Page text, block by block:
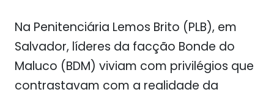
Na Penitenciária Lemos Brito (PLB), em
Salvador, líderes da facção Bonde do
Maluco (BDM) viviam com privilégios que
contrastavam com a realidade da